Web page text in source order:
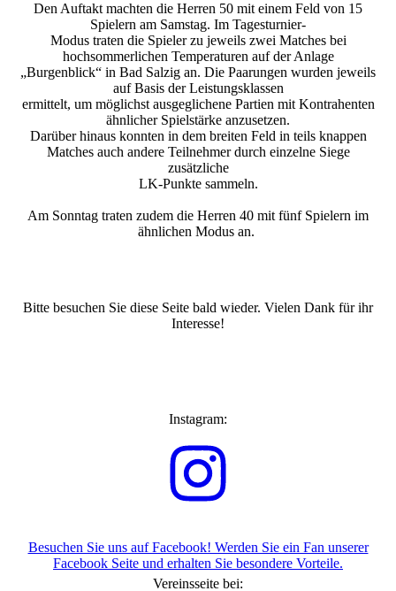
Den Auftakt machten die Herren 50 mit einem Feld von 15
Spielern am Samstag. Im Tagesturnier-
Modus traten die Spieler zu jeweils zwei Matches bei
hochsommerlichen Temperaturen auf der Anlage
„Burgenblick“ in Bad Salzig an. Die Paarungen wurden jeweils
auf Basis der Leistungsklassen
ermittelt, um möglichst ausgeglichene Partien mit Kontrahenten
ähnlicher Spielstärke anzusetzen.
Darüber hinaus konnten in dem breiten Feld in teils knappen
Matches auch andere Teilnehmer durch einzelne Siege
zusätzliche
LK-Punkte sammeln.
Am Sonntag traten zudem die Herren 40 mit fünf Spielern im
ähnlichen Modus an.
Bitte besuchen Sie diese Seite bald wieder. Vielen Dank für ihr
Interesse!
Instagram:
Besuchen Sie uns auf Facebook! Werden Sie ein Fan unserer
Facebook Seite und erhalten Sie besondere Vorteile.
Vereinsseite bei: